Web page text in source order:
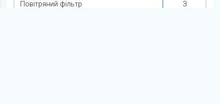
Повітряний фільтр З